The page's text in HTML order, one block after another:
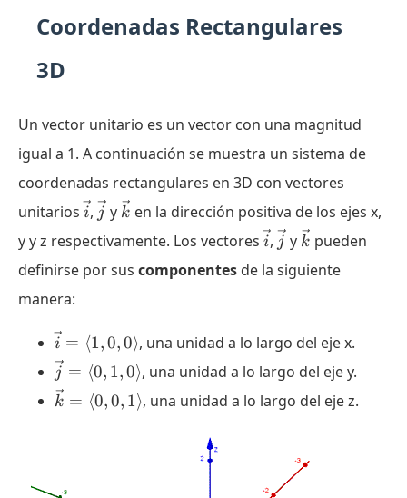
Coordenadas Rectangulares
3D
Un vector unitario es un vector con una magnitud
igual a 1. A continuación se muestra un sistema de
coordenadas rectangulares en 3D con vectores
unitarios \vec{i}
i, \vec{j}
j y \vec{k}
k en la dirección positiva de los ejes x,
y y z respectivamente. Los vectores \vec{i}
i, \vec{j}
j y \vec{k}
k pueden
definirse por sus componentes de la siguiente
manera:
\vec{i}
=
\langle
1 , 0 , 0
i = ⟨1,0,0⟩, una unidad a lo largo del eje x.
\vec{j}
=
\langle
j = ⟨0, 1,0⟩, una unidad a lo largo del eje y.
\vec{k}
k = ⟨0,0, 1⟩, una unidad a lo largo del eje z.